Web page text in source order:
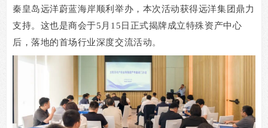
秦皇岛远洋蔚蓝海岸顺利举办，本次活动获得远洋集团鼎力
支持。这也是商会于5 月 15 日正式揭牌成立特殊资产中心
后，落地的首场行业深度交流活动。